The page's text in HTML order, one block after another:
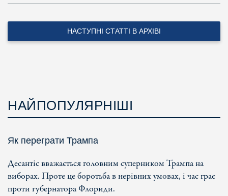
НАСТУПНІ СТАТТІ В АРХІВІ
НАЙПОПУЛЯРНІШІ
Як переграти Трампа
Десантіс вважається головним суперником Трампа на
виборах. Проте це боротьба в нерівних умовах, і час грає
проти губернатора Флориди.